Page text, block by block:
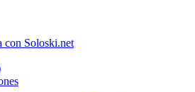
con Soloski.net